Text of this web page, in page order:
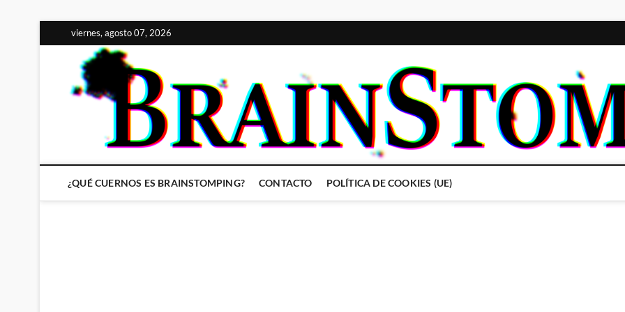
al
contenido
viernes, agosto 07, 2026
¿QUÉ CUERNOS ES BRAINSTOMPING? CONTACTO POLÍTICA DE COOKIES (UE)